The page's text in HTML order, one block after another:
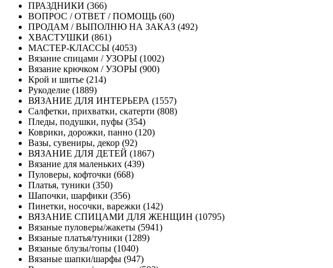
ПРАЗДНИКИ (366)
ВОПРОС / ОТВЕТ / ПОМОЩЬ (60)
ПРОДАМ / ВЫПОЛНЮ НА ЗАКАЗ (492)
ХВАСТУШКИ (861)
МАСТЕР-КЛАССЫ (4053)
Вязание спицами / УЗОРЫ (1002)
Вязание крючком / УЗОРЫ (900)
Крой и шитье (214)
Рукоделие (1889)
ВЯЗАНИЕ ДЛЯ ИНТЕРЬЕРА (1557)
Салфетки, прихватки, скатерти (808)
Пледы, подушки, пуфы (354)
Коврики, дорожки, панно (120)
Вазы, сувениры, декор (92)
ВЯЗАНИЕ ДЛЯ ДЕТЕЙ (1867)
Вязание для маленьких (439)
Пуловеры, кофточки (668)
Платья, туники (350)
Шапочки, шарфики (356)
Пинетки, носочки, варежки (142)
ВЯЗАНИЕ СПИЦАМИ ДЛЯ ЖЕНЩИН (10795)
Вязаные пуловеры/жакеты (5941)
Вязаные платья/туники (1289)
Вязаные блузы/топы (1040)
Вязаные шапки/шарфы (947)